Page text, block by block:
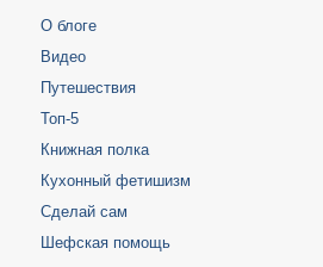
О блоге
Видео
Путешествия
Топ-5
Книжная полка
Кухонный фетишизм
Сделай сам
Шефская помощь